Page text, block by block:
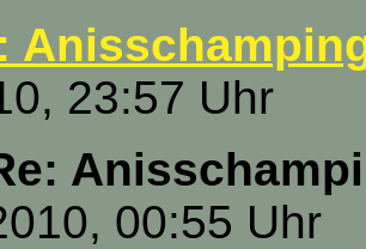
23:57 Uhr
00:55 Uhr